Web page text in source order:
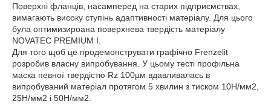
Поверхні фланців, насамперед на старих підприємствах,
вимагають високу ступінь адаптивності матеріалу. Для цього
була оптимизироана поверхнева твердість матеріалу
NOVATEC PREMIUM I.
Для того щоб це продемонструвати графічно Frenzelit
розробив власну випробування. У цьому тесті профільна
маска певної твердістю Rz 100µм вдавливалась в
випробуваний матеріал протягом 5 хвилин з тиском 10Н/мм2,
25Н/мм2 і 50Н/мм2.